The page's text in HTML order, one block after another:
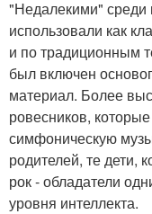
"Недалекими" среди
использовали как
и по традиционным
был включен
материал. Более
ровесников,
симфоническую
родителей, те дети,
рок - обладатели
уровня интеллекта.